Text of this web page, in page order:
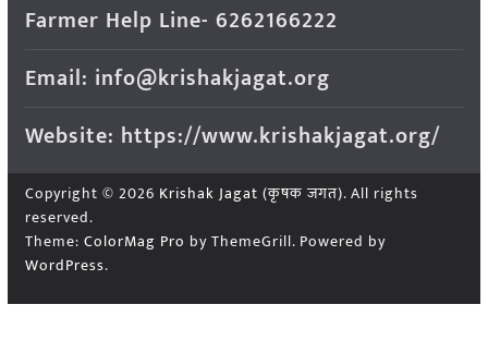
Farmer Help Line- 6262166222
Email: info@krishakjagat.org
Website: https://www.krishakjagat.org/
Copyright © 2026 Krishak Jagat (कृषक जगत). All rights
reserved.
Theme: ColorMag Pro by ThemeGrill. Powered by
WordPress.